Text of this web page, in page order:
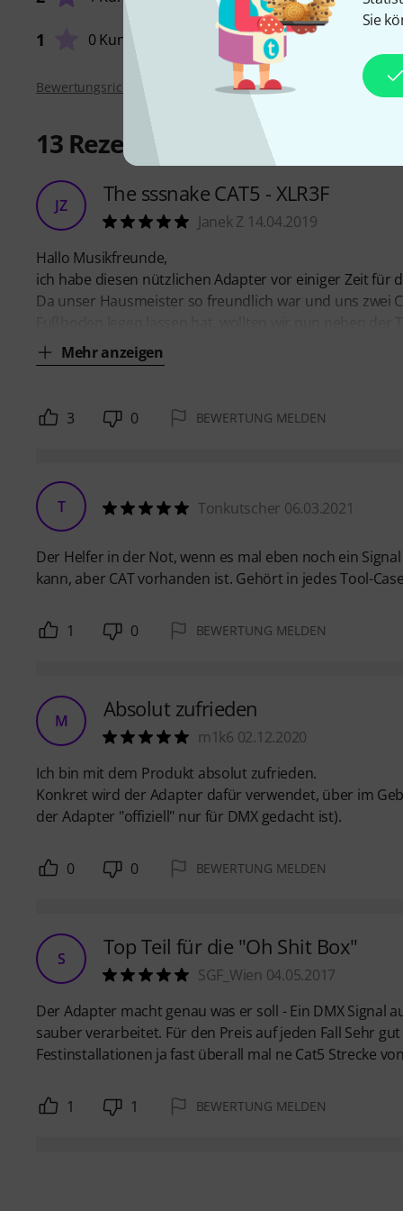
Sie
1 0 Kunden
Bewertungsrichtlinien
13 Rezensionen
JZ The sssnake CAT5 - XLR3F
Janek Z 14.04.2019
Hallo Musikfreunde,
ich habe diesen nützlichen Adapter vor einiger Zeit für
Da unser Hausmeister so freundlich war und uns zwei
Mehr anzeigen
3 0 BEWERTUNG MELDEN
T Tonkutscher 06.03.2021
Der Helfer in der Not, wenn es mal eben noch ein
kann, aber CAT vorhanden ist. Gehört in jedes Tool-Case
1 0 BEWERTUNG MELDEN
M Absolut zufrieden
m1k6 02.12.2020
Ich bin mit dem Produkt absolut zufrieden.
Konkret wird der Adapter dafür verwendet, über im
der Adapter "offiziell" nur für DMX gedacht ist).
0 0 BEWERTUNG MELDEN
S Top Teil für die "Oh Shit Box"
SGF_Wien 04.05.2017
Der Adapter macht genau was er soll - Ein DMX Signal
sauber verarbeitet. Für den Preis auf jeden Fall Sehr
Festinstallationen ja fast überall mal ne Cat5 Strecke
1 1 BEWERTUNG MELDEN